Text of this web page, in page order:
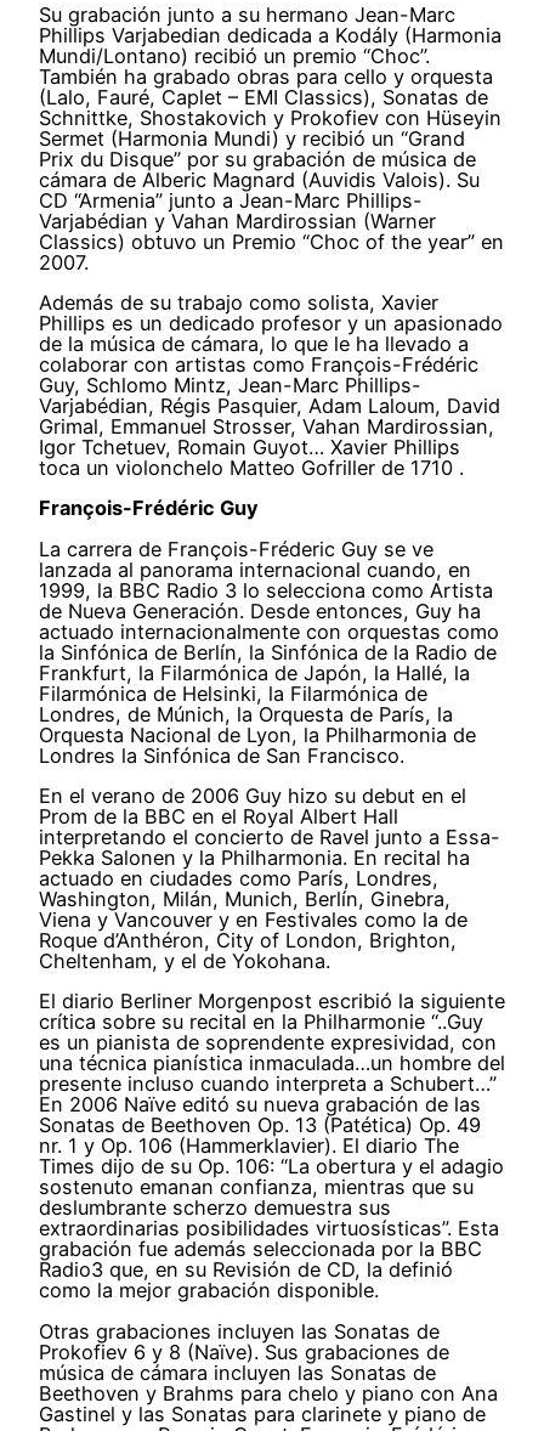
Su grabación junto a su hermano Jean-Marc
Phillips Varjabedian dedicada a Kodály (Harmonia
Mundi/Lontano) recibió un premio “Choc”.
También ha grabado obras para cello y orquesta
(Lalo, Fauré, Caplet – EMI Classics), Sonatas de
Schnittke, Shostakovich y Prokofiev con Hüseyin
Sermet (Harmonia Mundi) y recibió un “Grand
Prix du Disque” por su grabación de música de
cámara de Alberic Magnard (Auvidis Valois). Su
CD “Armenia” junto a Jean-Marc Phillips-
Varjabédian y Vahan Mardirossian (Warner
Classics) obtuvo un Premio “Choc of the year” en
2007.
Además de su trabajo como solista, Xavier
Phillips es un dedicado profesor y un apasionado
de la música de cámara, lo que le ha llevado a
colaborar con artistas como François-Frédéric
Guy, Schlomo Mintz, Jean-Marc Phillips-
Varjabédian, Régis Pasquier, Adam Laloum, David
Grimal, Emmanuel Strosser, Vahan Mardirossian,
Igor Tchetuev, Romain Guyot… Xavier Phillips
toca un violonchelo Matteo Gofriller de 1710 .
François-Frédéric Guy
La carrera de François-Fréderic Guy se ve
lanzada al panorama internacional cuando, en
1999, la BBC Radio 3 lo selecciona como Artista
de Nueva Generación. Desde entonces, Guy ha
actuado internacionalmente con orquestas como
la Sinfónica de Berlín, la Sinfónica de la Radio de
Frankfurt, la Filarmónica de Japón, la Hallé, la
Filarmónica de Helsinki, la Filarmónica de
Londres, de Múnich, la Orquesta de París, la
Orquesta Nacional de Lyon, la Philharmonia de
Londres la Sinfónica de San Francisco.
En el verano de 2006 Guy hizo su debut en el
Prom de la BBC en el Royal Albert Hall
interpretando el concierto de Ravel junto a Essa-
Pekka Salonen y la Philharmonia. En recital ha
actuado en ciudades como París, Londres,
Washington, Milán, Munich, Berlín, Ginebra,
Viena y Vancouver y en Festivales como la de
Roque d’Anthéron, City of London, Brighton,
Cheltenham, y el de Yokohana.
El diario Berliner Morgenpost escribió la siguiente
crítica sobre su recital en la Philharmonie “..Guy
es un pianista de soprendente expresividad, con
una técnica pianística inmaculada…un hombre del
presente incluso cuando interpreta a Schubert…”
En 2006 Naïve editó su nueva grabación de las
Sonatas de Beethoven Op. 13 (Patética) Op. 49
nr. 1 y Op. 106 (Hammerklavier). El diario The
Times dijo de su Op. 106: “La obertura y el adagio
sostenuto emanan confianza, mientras que su
deslumbrante scherzo demuestra sus
extraordinarias posibilidades virtuosísticas”. Esta
grabación fue además seleccionada por la BBC
Radio3 que, en su Revisión de CD, la definió
como la mejor grabación disponible.
Otras grabaciones incluyen las Sonatas de
Prokofiev 6 y 8 (Naïve). Sus grabaciones de
música de cámara incluyen las Sonatas de
Beethoven y Brahms para chelo y piano con Ana
Gastinel y las Sonatas para clarinete y piano de